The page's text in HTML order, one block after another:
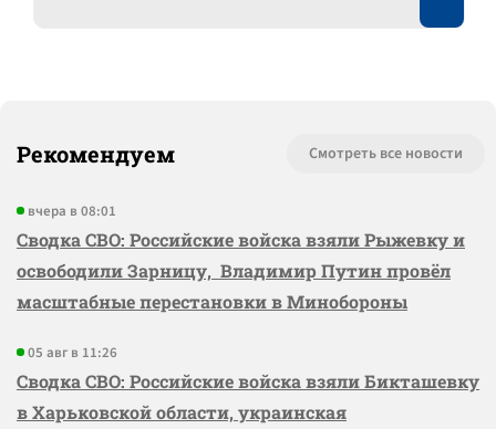
Рекомендуем Смотреть все новости
вчера в 08:01
Сводка СВО: Российские войска взяли Рыжевку и
освободили Зарницу, Владимир Путин провёл
масштабные перестановки в Минобороны
05 авг в 11:26
Сводка СВО: Российские войска взяли Бикташевку
в Харьковской области, украинская